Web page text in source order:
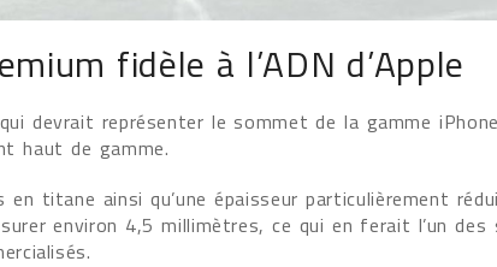
fidèle à l’ADN d’Apple
devrait représenter le sommet de la gamme
haut de gamme.
en titane ainsi qu’une épaisseur particulièrement
environ 4,5 millimètres, ce qui en ferait l’un des